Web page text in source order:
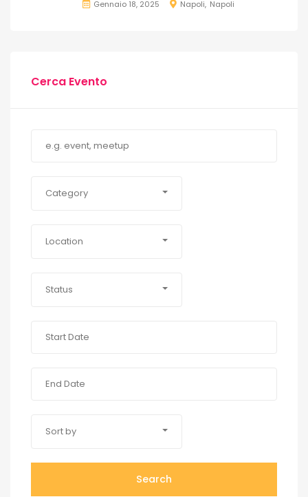
Gennaio 18, 2025 Napoli Napoli
Cerca Evento
Category
Location
Status
Sort by
Search